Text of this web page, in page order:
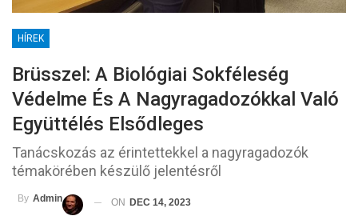
HÍREK
Brüsszel: A Biológiai Sokféleség
Védelme És A Nagyragadozókkal Való
Együttélés Elsődleges
Tanácskozás az érintettekkel a nagyragadozók
témakörében készülő jelentésről
By Admin ON DEC 14, 2023